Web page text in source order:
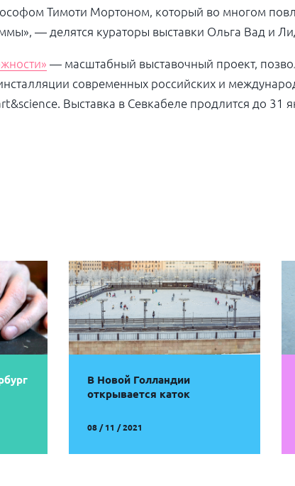
Тимоти Мортоном, который во многом
— делятся кураторы выставки Ольга Вад и
— масштабный выставочный проект,
современных российских и
Выставка в Севкабеле продлится до 31
В Новой Голландии
открывается каток
08 / 11 / 2021